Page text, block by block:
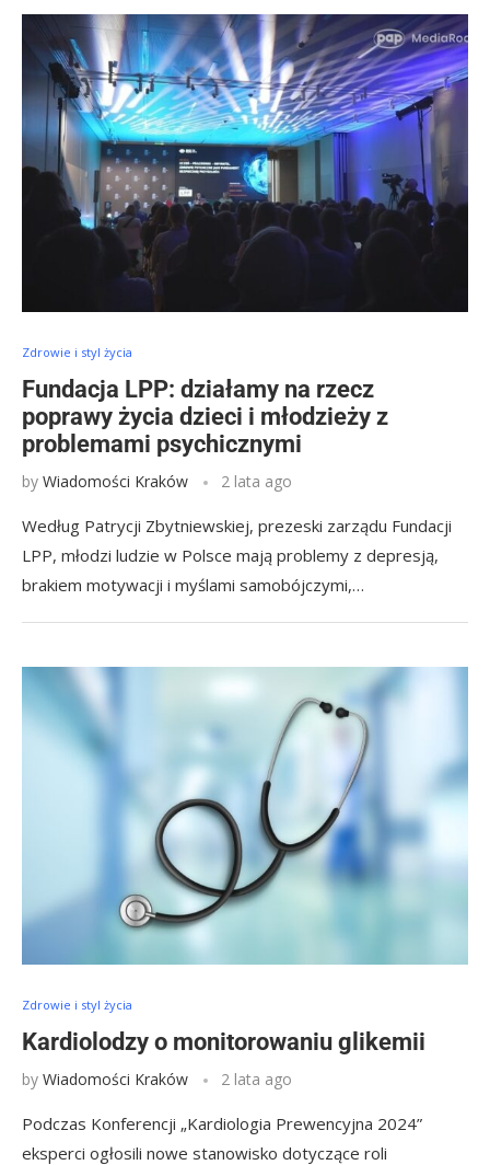
Zdrowie i styl życia
Fundacja LPP: działamy na rzecz
poprawy życia dzieci i młodzieży z
problemami psychicznymi
by Wiadomości Kraków 2 lata ago
Według Patrycji Zbytniewskiej, prezeski zarządu Fundacji
LPP, młodzi ludzie w Polsce mają problemy z depresją,
brakiem motywacji i myślami samobójczymi,…
Zdrowie i styl życia
Kardiolodzy o monitorowaniu glikemii
by Wiadomości Kraków 2 lata ago
Podczas Konferencji „Kardiologia Prewencyjna 2024”
eksperci ogłosili nowe stanowisko dotyczące roli